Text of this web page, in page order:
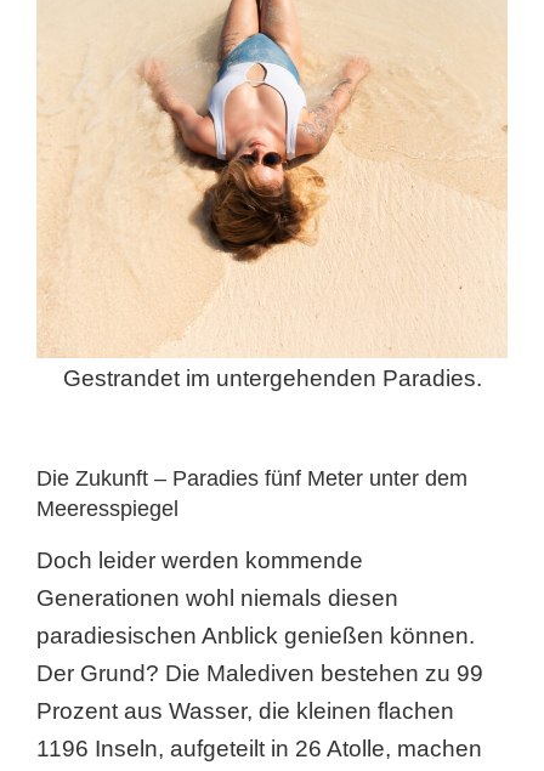
Gestrandet im untergehenden Paradies.
Die Zukunft – Paradies fünf Meter unter dem
Meeresspiegel
Doch leider werden kommende
Generationen wohl niemals diesen
paradiesischen Anblick genießen können.
Der Grund? Die Malediven bestehen zu 99
Prozent aus Wasser, die kleinen flachen
1196 Inseln, aufgeteilt in 26 Atolle, machen